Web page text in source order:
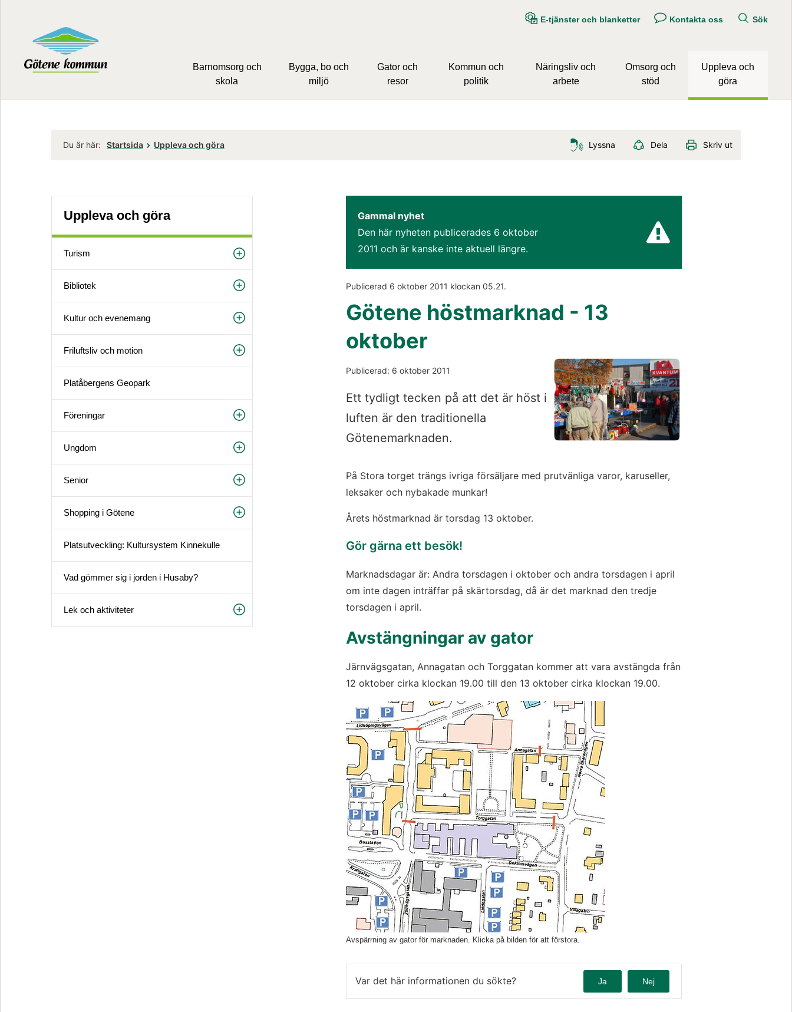
E-tjänster och blanketter Kontakta oss Sök
Barnomsorg och
skola
Bygga, bo och
miljö
Gator och
resor
Kommun och
politik
Näringsliv och
arbete
Omsorg och
stöd
Uppleva och
göra
Du är här: Startsida Uppleva och göra Lyssna Dela Skriv ut
Uppleva och göra
Turism
Bibliotek
Kultur och evenemang
Friluftsliv och motion
Platåbergens Geopark
Föreningar
Ungdom
Senior
Shopping i Götene
Platsutveckling: Kultursystem Kinnekulle
Vad gömmer sig i jorden i Husaby?
Lek och aktiviteter
Gammal nyhet
Den här nyheten publicerades 6 oktober
2011 och är kanske inte aktuell längre.
Publicerad 6 oktober 2011 klockan 05.21.
Götene höstmarknad - 13
oktober
Publicerad: 6 oktober 2011
Ett tydligt tecken på att det är höst i
luften är den traditionella
Götenemarknaden.
På Stora torget trängs ivriga försäljare med prutvänliga varor, karuseller,
leksaker och nybakade munkar!
Årets höstmarknad är torsdag 13 oktober.
Gör gärna ett besök!
Marknadsdagar är: Andra torsdagen i oktober och andra torsdagen i april
om inte dagen inträffar på skärtorsdag, då är det marknad den tredje
torsdagen i april.
Avstängningar av gator
Järnvägsgatan, Annagatan och Torggatan kommer att vara avstängda från
12 oktober cirka klockan 19.00 till den 13 oktober cirka klockan 19.00.
Avspärrning av gator för marknaden. Klicka på bilden för att förstora.
Var det här informationen du sökte? Ja Nej